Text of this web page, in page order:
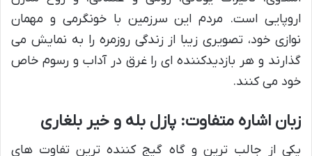
اروپایی است. مردم این سرزمین با خونگرمی و مهمان
نوازی خود، تصویری زیبا از زندگی روزمره را به نمایش می
گذارند و هر بازدیدکننده ای را غرق در آداب و رسوم خاص
خود می کنند.
زبان اشاره متفاوت: پازل بله و خیر بلغاری
یکی از جالب ترین و گاه گیج کننده ترین تفاوت های